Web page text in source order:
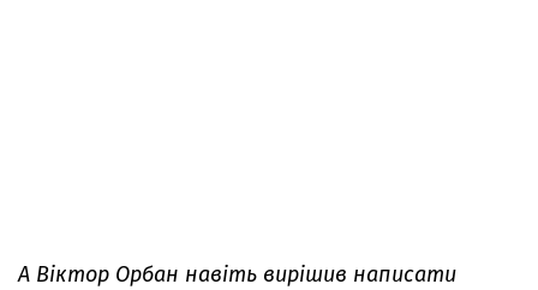
А Віктор Орбан навіть вирішив написати